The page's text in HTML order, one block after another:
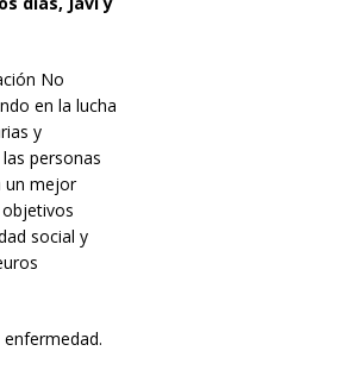
No
en la lucha
y
personas
un mejor
social y